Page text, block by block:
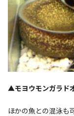
▲モヨウモンガラド
ほかの魚との混泳も